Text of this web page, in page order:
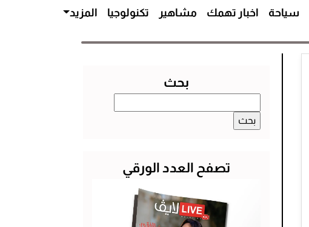
سياحة اخبار تهمك مشاهير تكنولوجيا المزيد
بحث
عن:
تصفح العدد الورقي